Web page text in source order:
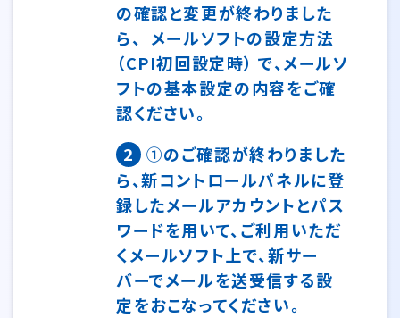
の確認と変更が終わりました
ら、 メールソフトの設定方法
（CPI初回設定時） で、メールソ
フトの基本設定の内容をご確
認ください。
2
①のご確認が終わりました
ら、新コントロールパネルに登
録したメールアカウントとパス
ワードを用いて、ご利用いただ
くメールソフト上で、新サー
バーでメールを送受信する設
定をおこなってください。